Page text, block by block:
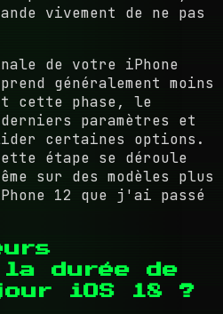
vivement de ne pas
de votre iPhone
généralement moins
cette phase, le
paramètres et
certaines options.
étape se déroule
sur des modèles plus
12 que j'ai passé
la durée de
iOS 18 ?